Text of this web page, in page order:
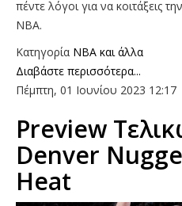
πέντε λόγοι για να κοιτάξεις
ΝΒΑ.
Κατηγορία NBA και άλλα
Διαβάστε περισσότερα...
Πέμπτη, 01 Ιουνίου 2023 12:17
Preview
Denver
Heat